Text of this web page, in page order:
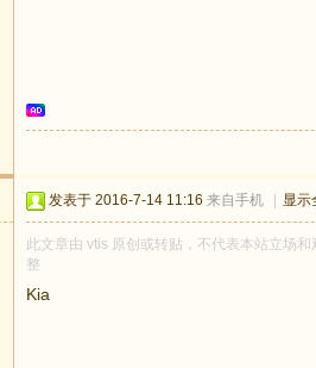
发表于 2016-7-14 11:16 来自手机 显示
此文章由 vtis 原创或转贴，不代表本站立场
整
Kia